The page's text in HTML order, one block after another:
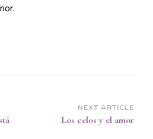
NEXT ARTICLE
Los celos y el amor